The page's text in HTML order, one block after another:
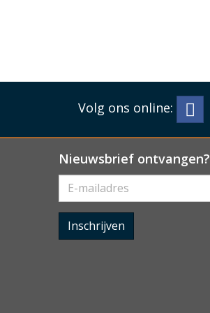
Volg ons online:
Nieuwsbrief ontvangen?
Inschrijven